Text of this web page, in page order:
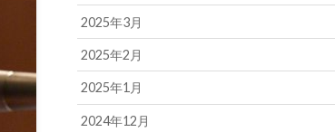
2025年3月
2025年2月
2025年1月
2024年12月